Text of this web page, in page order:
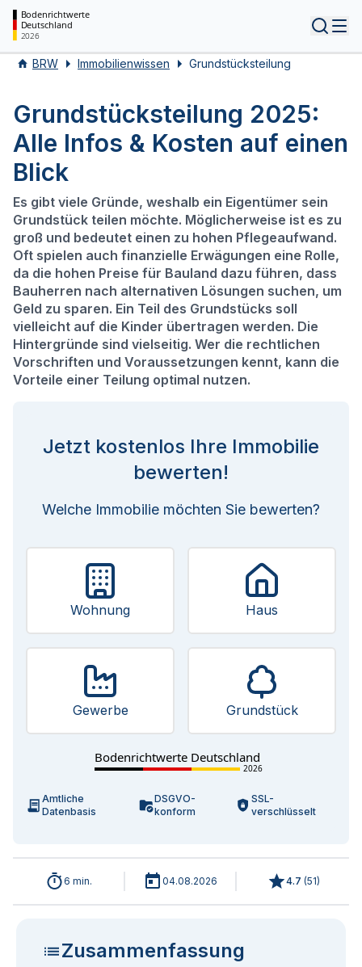
Bodenrichtwerte
Deutschland
2026
BRW Immobilienwissen Grundstücksteilung
Grundstücksteilung 2025:
Alle Infos & Kosten auf einen
Blick
Es gibt viele Gründe, weshalb ein Eigentümer sein
Grundstück teilen möchte. Möglicherweise ist es zu
groß und bedeutet einen zu hohen Pflegeaufwand.
Oft spielen auch finanzielle Erwägungen eine Rolle,
da die hohen Preise für Bauland dazu führen, dass
Bauherren nach alternativen Lösungen suchen, um
Geld zu sparen. Ein Teil des Grundstücks soll
vielleicht auf die Kinder übertragen werden. Die
Hintergründe sind vielseitig. Wer die rechtlichen
Vorschriften und Voraussetzungen kennt, kann die
Vorteile einer Teilung optimal nutzen.
Jetzt kostenlos Ihre Immobilie
bewerten!
Welche Immobilie möchten Sie bewerten?
Wohnung Haus
Gewerbe Grundstück
Bodenrichtwerte Deutschland
2026
Amtliche
Datenbasis
DSGVO-
konform
SSL-
verschlüsselt
6 min. 04.08.2026 4.7 (51)
Zusammenfassung